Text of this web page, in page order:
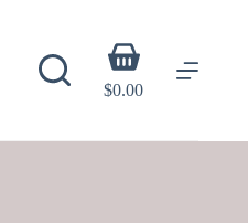
Shopping
cart
$0.00